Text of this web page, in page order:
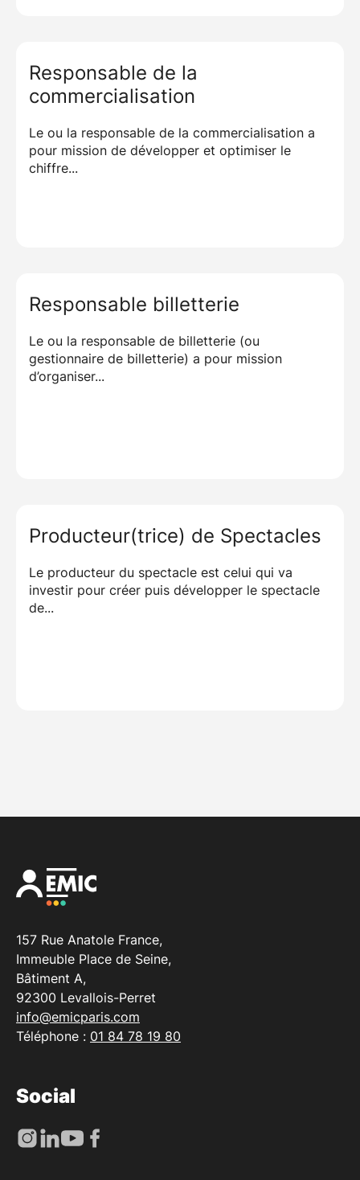
communications extérieures relatives à la
structure
Responsable de la
commercialisation
Le ou la responsable de la commercialisation a
pour mission de développer et optimiser le
chiffre...
Responsable billetterie
Le ou la responsable de billetterie (ou
gestionnaire de billetterie) a pour mission
d’organiser...
Producteur(trice) de Spectacles
Le producteur du spectacle est celui qui va
investir pour créer puis développer le spectacle
de...
157 Rue Anatole France,
Immeuble Place de Seine,
Bâtiment A,
92300 Levallois-Perret
info@emicparis.com
Téléphone : 01 84 78 19 80
Social